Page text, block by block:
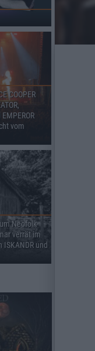
COOPER
vom
Neofolk-
verrät im
und